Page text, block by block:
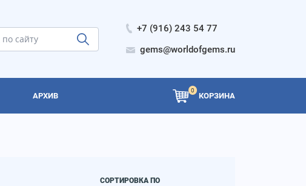
+7 (916) 243 54 77
gems@worldofgems.ru
АРХИВ
0
КОРЗИНА
СОРТИРОВКА ПО